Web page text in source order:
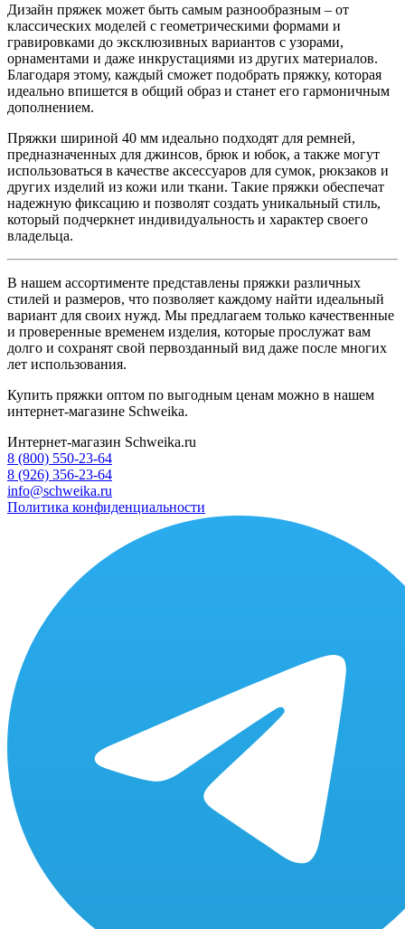
Дизайн пряжек может быть самым разнообразным – от
классических моделей с геометрическими формами и
гравировками до эксклюзивных вариантов с узорами,
орнаментами и даже инкрустациями из других материалов.
Благодаря этому, каждый сможет подобрать пряжку, которая
идеально впишется в общий образ и станет его гармоничным
дополнением.
Пряжки шириной 40 мм идеально подходят для ремней,
предназначенных для джинсов, брюк и юбок, а также могут
использоваться в качестве аксессуаров для сумок, рюкзаков и
других изделий из кожи или ткани. Такие пряжки обеспечат
надежную фиксацию и позволят создать уникальный стиль,
который подчеркнет индивидуальность и характер своего
владельца.
В нашем ассортименте представлены пряжки различных
стилей и размеров, что позволяет каждому найти идеальный
вариант для своих нужд. Мы предлагаем только качественные
и проверенные временем изделия, которые прослужат вам
долго и сохранят свой первозданный вид даже после многих
лет использования.
Купить пряжки оптом по выгодным ценам можно в нашем
интернет-магазине Schweika.
Интернет-магазин Schweika.ru
8 (800) 550-23-64
8 (926) 356-23-64
info@schweika.ru
Политика конфиденциальности